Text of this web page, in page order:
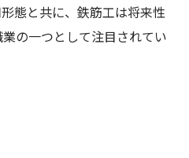
態と共に、鉄筋工は将来性
の一つとして注目されてい